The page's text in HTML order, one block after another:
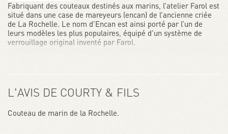
Fabriquant des couteaux destinés aux marins, l’atelier Farol est
situé dans une case de mareyeurs (encan) de l’ancienne criée
de La Rochelle. Le nom d’Encan est ainsi porté par l’un de
leurs modèles les plus populaires, équipé d’un système de
verrouillage original inventé par Farol.
L'AVIS DE COURTY & FILS
Couteau de marin de la Rochelle.